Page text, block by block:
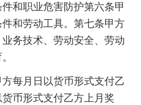
和职业危害防护第六条甲
和劳动工具。第七条甲方
务技术、劳动安全、劳动
每月日以货币形式支付乙
币形式支付乙方上月奖